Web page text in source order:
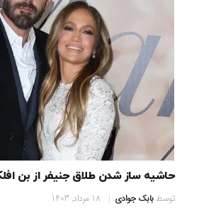
حاشیه ساز شدن طلاق جنیفر از بن
توسطبابک جوادی 18 مرداد, 1403